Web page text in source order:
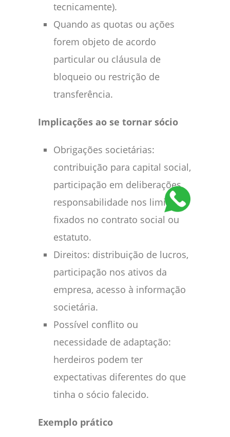
tecnicamente).
Quando as quotas ou ações
forem objeto de acordo
particular ou cláusula de
bloqueio ou restrição de
transferência.
Implicações ao se tornar sócio
Obrigações societárias:
contribuição para capital social,
participação em deliberações,
responsabilidade nos limites
fixados no contrato social ou
estatuto.
Direitos: distribuição de lucros,
participação nos ativos da
empresa, acesso à informação
societária.
Possível conflito ou
necessidade de adaptação:
herdeiros podem ter
expectativas diferentes do que
tinha o sócio falecido.
Exemplo prático